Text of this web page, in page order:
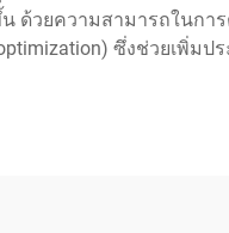
ด้วยความสามารถในกา
ซึ่งช่วยเพิ่มป